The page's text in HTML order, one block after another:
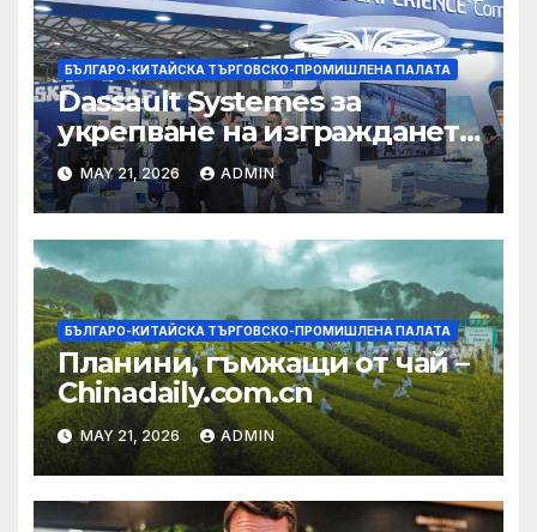
БЪЛГАРО-КИТАЙСКА ТЪРГОВСКО-ПРОМИШЛЕНА ПАЛАТА
Dassault Systemes за
укрепване на изграждането
на AI екосистема в Китай
MAY 21, 2026 ADMIN
БЪЛГАРО-КИТАЙСКА ТЪРГОВСКО-ПРОМИШЛЕНА ПАЛАТА
Планини, гъмжащи от чай –
Chinadaily.com.cn
MAY 21, 2026 ADMIN